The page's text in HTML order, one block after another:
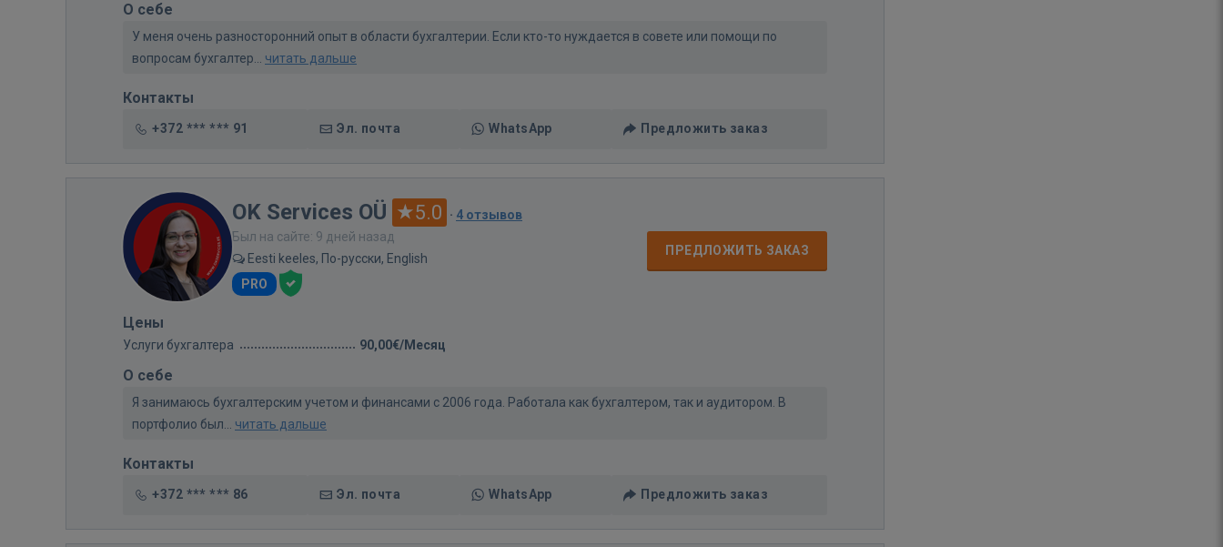
О себе
У меня очень разносторонний опыт в области бухгалтерии. Если кто-то нуждается в совете или помощи по
вопросам бухгалтер... читать дальше
Контакты
+372 *** *** 91 Эл. почта WhatsApp Предложить заказ
OK Services OÜ 5.0 · 4 отзывов
Был на сайте: 9 дней назад
Eesti keeles, По-русски, English
PRO
ПРЕДЛОЖИТЬ ЗАКАЗ
Цены
Услуги бухгалтера 90,00€/Месяц
О себе
Я занимаюсь бухгалтерским учетом и финансами с 2006 года. Работала как бухгалтером, так и аудитором. В
портфолио был... читать дальше
Контакты
+372 *** *** 86 Эл. почта WhatsApp Предложить заказ